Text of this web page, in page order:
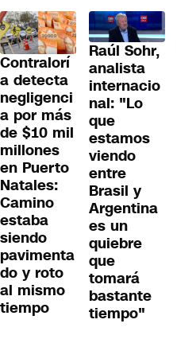
Contralorí
a detecta
negligenci
a por más
de $10 mil
millones
en Puerto
Natales:
Camino
estaba
siendo
pavimenta
do y roto
al mismo
tiempo
Raúl Sohr,
analista
internacio
nal: "Lo
que
estamos
viendo
entre
Brasil y
Argentina
es un
quiebre
que
tomará
bastante
tiempo"